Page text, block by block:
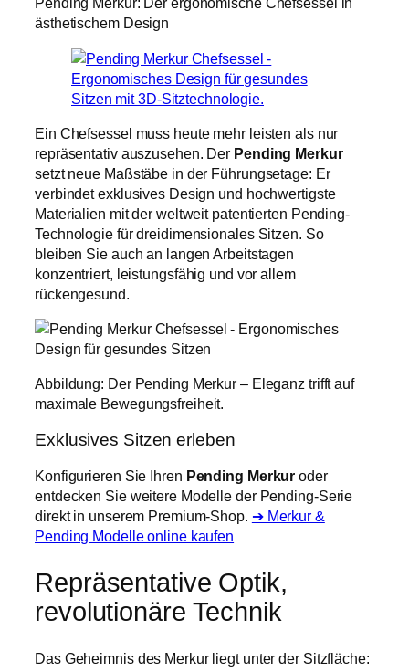
ästhetischem Design
Ein Chefsessel muss heute mehr leisten als nur
repräsentativ auszusehen. Der Pending Merkur
setzt neue Maßstäbe in der Führungsetage: Er
verbindet exklusives Design und hochwertigste
Materialien mit der weltweit patentierten Pending-
Technologie für dreidimensionales Sitzen. So
bleiben Sie auch an langen Arbeitstagen
konzentriert, leistungsfähig und vor allem
rückengesund.
Abbildung: Der Pending Merkur – Eleganz trifft auf
maximale Bewegungsfreiheit.
Exklusives Sitzen erleben
Konfigurieren Sie Ihren Pending Merkur oder
entdecken Sie weitere Modelle der Pending-Serie
direkt in unserem Premium-Shop. ➔ Merkur &
Pending Modelle online kaufen
Repräsentative Optik,
revolutionäre Technik
Das Geheimnis des Merkur liegt unter der Sitzfläche: